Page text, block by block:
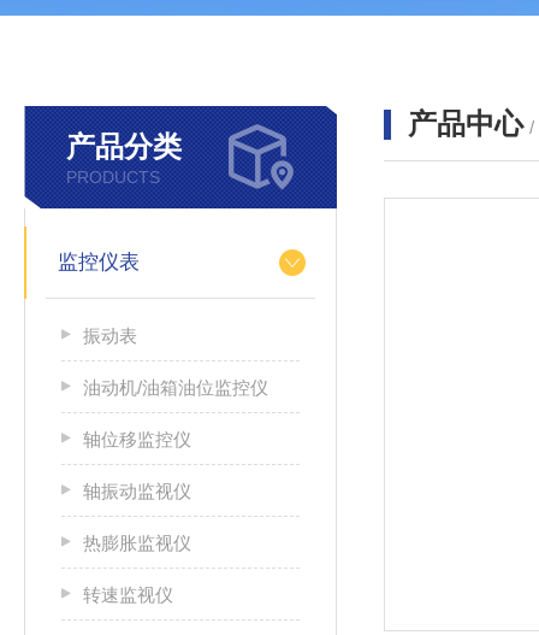
产品分类
PRODUCTS
监控仪表
振动表
油动机/油箱油位监控仪
轴位移监控仪
轴振动监视仪
热膨胀监视仪
转速监视仪
产品中心 /